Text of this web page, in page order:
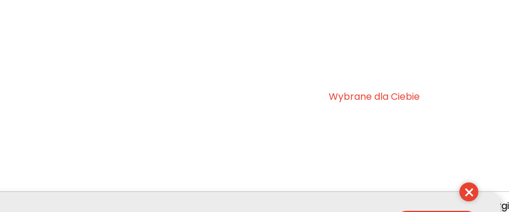
Wybrane dla Ciebie
© Stowarzyszenie Kultury Chrześcijańskiej im. ks. Piotra Skargi
×